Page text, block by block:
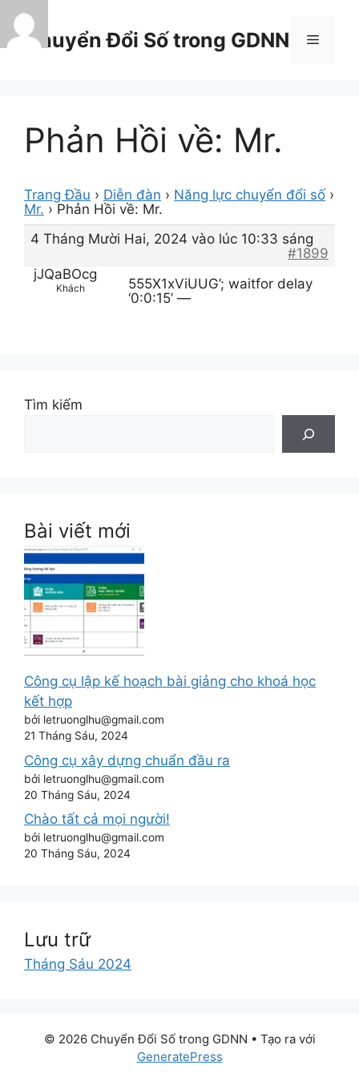
Chuyển
đến
nội
Chuyển Đổi Số trong GDNN Menu
Phản Hồi về: Mr.
Trang Đầu › Diễn đàn › Năng lực chuyển đổi số ›
Mr. › Phản Hồi về: Mr.
4 Tháng Mười Hai, 2024 vào lúc 10:33 sáng
#1899
jJQaBOcg
Khách
555X1xViUUG’; waitfor delay
‘0:0:15’ —
Tìm kiếm
Bài viết mới
Công cụ lập kế hoạch bài giảng cho khoá học
kết hợp
bởi letruonglhu@gmail.com
21 Tháng Sáu, 2024
Công cụ xây dựng chuẩn đầu ra
bởi letruonglhu@gmail.com
20 Tháng Sáu, 2024
Chào tất cả mọi người!
bởi letruonglhu@gmail.com
20 Tháng Sáu, 2024
Lưu trữ
Tháng Sáu 2024
© 2026 Chuyển Đổi Số trong GDNN • Tạo ra với
GeneratePress